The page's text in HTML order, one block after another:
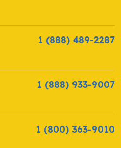
1 (888) 489-2287
1 (888) 933-9007
1 (800) 363-9010